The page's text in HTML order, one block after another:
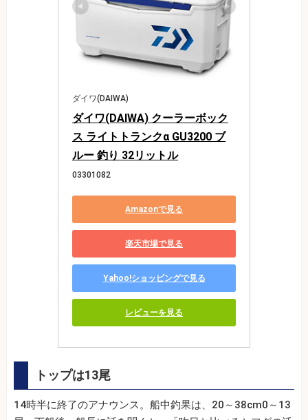
ダイワ(DAIWA)
ダイワ(DAIWA) クーラーボック
ス ライトトランクα GU3200 ブ
ルー 釣り 32リットル
03301082
Amazonで見る
楽天市場で見る
Yahoo!ショッピングで見る
レビューを見る
トップは13尾
14時半に終了のアナウンス。船中釣果は、20～38cm0～13